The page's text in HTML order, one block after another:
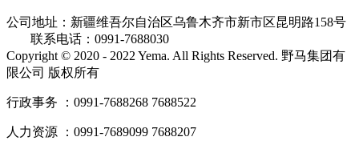
公司地址：新疆维吾尔自治区乌鲁木齐市新市区昆明路158号
联系电话：0991-7688030
Copyright © 2020 - 2022 Yema. All Rights Reserved. 野马集团有
限公司 版权所有
行政事务 ：0991-7688268 7688522
人力资源 ：0991-7689099 7688207